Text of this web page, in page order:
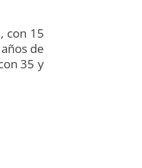
con 15
de
35 y